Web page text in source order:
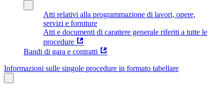
Atti relativi alla programmazione di lavori, opere,
servizi e forniture
Atti e documenti di carattere generale riferiti a tutte le
procedure
Bandi di gara e contratti
Informazioni sulle singole procedure in formato tabellare